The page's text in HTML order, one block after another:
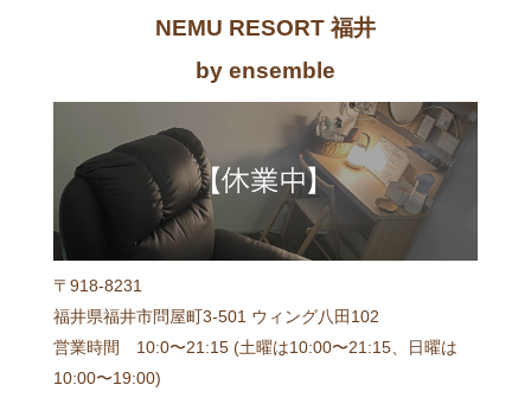
NEMU RESORT 福井
by ensemble
〒918-8231
福井県福井市問屋町3-501 ウィング八田102
営業時間 10:0〜21:15 (土曜は10:00〜21:15、日曜は
10:00〜19:00)